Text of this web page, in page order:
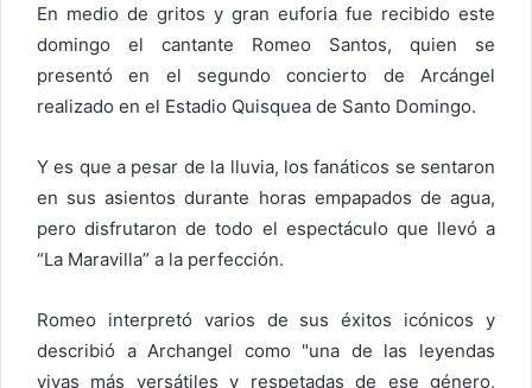
En medio de gritos y gran euforia fue recibido este
domingo el cantante Romeo Santos, quien se
presentó en el segundo concierto de Arcángel
realizado en el Estadio Quisquea de Santo Domingo.
Y es que a pesar de la lluvia, los fanáticos se sentaron
en sus asientos durante horas empapados de agua,
pero disfrutaron de todo el espectáculo que llevó a
“La Maravilla” a la perfección.
Romeo interpretó varios de sus éxitos icónicos y
describió a Archangel como "una de las leyendas
vivas más versátiles y respetadas de ese género,